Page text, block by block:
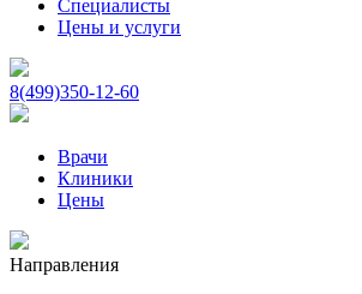
Специалисты
Цены и услуги
8(499)350-12-60
Врачи
Клиники
Цены
Направления